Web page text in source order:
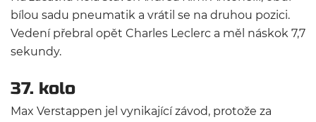
bílou sadu pneumatik a vrátil se na druhou pozici.
Vedení přebral opět Charles Leclerc a měl náskok 7,7
sekundy.
37. kolo
Max Verstappen jel vynikající závod, protože za